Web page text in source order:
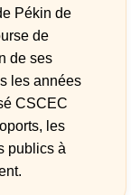
Pékin de
de
de ses
les années
CSCEC
les
publics à